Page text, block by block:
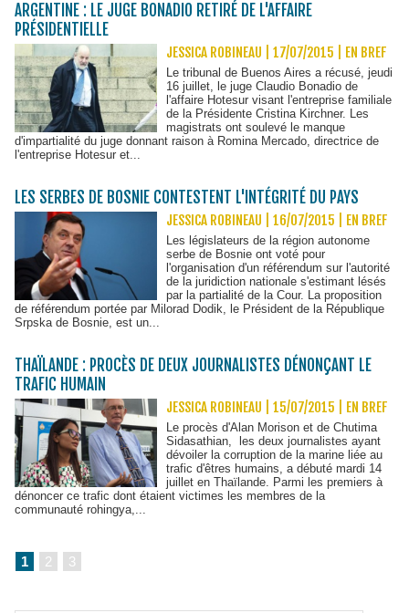
ARGENTINE : LE JUGE BONADIO RETIRÉ DE L'AFFAIRE
PRÉSIDENTIELLE
JESSICA ROBINEAU | 17/07/2015 EN BREF
Le tribunal de Buenos Aires a récusé, jeudi
16 juillet, le juge Claudio Bonadio de
l'affaire Hotesur visant l'entreprise familiale
de la Présidente Cristina Kirchner. Les
magistrats ont soulevé le manque
d'impartialité du juge donnant raison à Romina Mercado, directrice de
l'entreprise Hotesur et...
LES SERBES DE BOSNIE CONTESTENT L'INTÉGRITÉ DU PAYS
JESSICA ROBINEAU | 16/07/2015 EN BREF
Les législateurs de la région autonome
serbe de Bosnie ont voté pour
l'organisation d'un référendum sur l'autorité
de la juridiction nationale s'estimant lésés
par la partialité de la Cour. La proposition
de référendum portée par Milorad Dodik, le Président de la République
Srpska de Bosnie, est un...
THAÏLANDE : PROCÈS DE DEUX JOURNALISTES DÉNONÇANT LE
TRAFIC HUMAIN
JESSICA ROBINEAU | 15/07/2015 EN BREF
Le procès d'Alan Morison et de Chutima
Sidasathian, les deux journalistes ayant
dévoiler la corruption de la marine liée au
trafic d'êtres humains, a débuté mardi 14
juillet en Thaïlande. Parmi les premiers à
dénoncer ce trafic dont étaient victimes les membres de la
communauté rohingya,...
1 2 3